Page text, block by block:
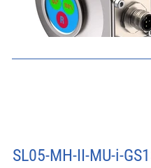
SL05-MH-II-MU-i-